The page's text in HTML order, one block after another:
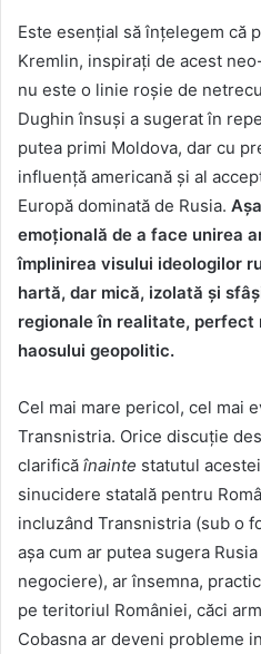
Este esențial să înțelegem că
Kremlin, inspirați de acest
nu este o linie roșie de
Dughin însuși a sugerat în
putea primi Moldova, dar cu
influență americană și al
Europă dominată de Rusia.
emoțională de a face unirea
împlinirea visului ideologilor
hartă, dar mică, izolată și
regionale în realitate, perfect
haosului geopolitic.
Cel mai mare pericol, cel mai
Transnistria. Orice discuție
clarifică înainte statutul
sinucidere statală pentru
incluzând Transnistria (sub o
așa cum ar putea sugera
negociere), ar însemna,
pe teritoriul României, căci
Cobasna ar deveni probleme